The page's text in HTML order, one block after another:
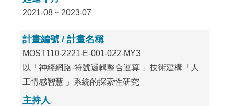
2021-08 ~ 2023-07
計畫編號 / 計畫名稱
MOST110-2221-E-001-022-MY3
以「神經網路-符號邏輯整合運算 」技術建構「人
工情感智慧 」系統的探索性研究
主持人